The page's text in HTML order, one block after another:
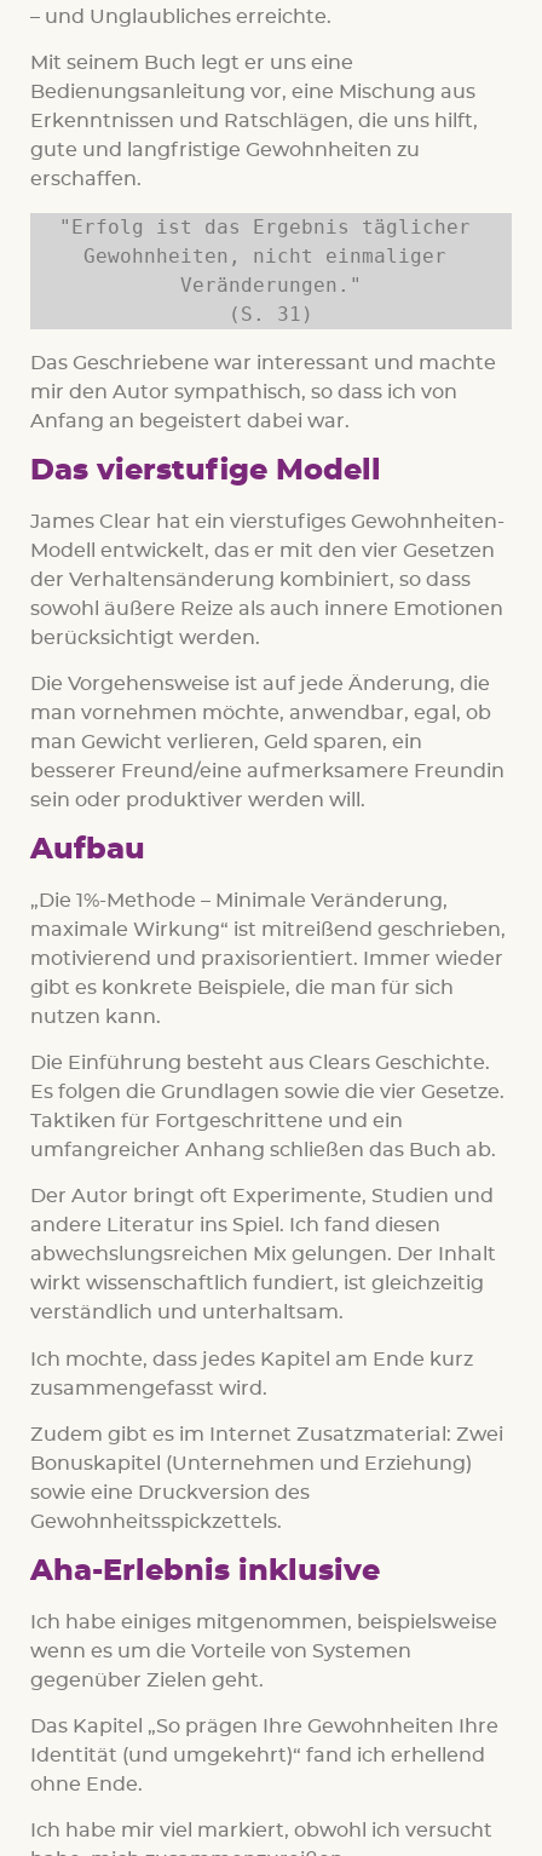
– und Unglaubliches erreichte.
Mit seinem Buch legt er uns eine
Bedienungsanleitung vor, eine Mischung aus
Erkenntnissen und Ratschlägen, die uns hilft,
gute und langfristige Gewohnheiten zu
erschaffen.
"Erfolg ist das Ergebnis täglicher
Gewohnheiten, nicht einmaliger
Veränderungen."
(S. 31)
Das Geschriebene war interessant und machte
mir den Autor sympathisch, so dass ich von
Anfang an begeistert dabei war.
Das vierstufige Modell
James Clear hat ein vierstufiges Gewohnheiten-
Modell entwickelt, das er mit den vier Gesetzen
der Verhaltensänderung kombiniert, so dass
sowohl äußere Reize als auch innere Emotionen
berücksichtigt werden.
Die Vorgehensweise ist auf jede Änderung, die
man vornehmen möchte, anwendbar, egal, ob
man Gewicht verlieren, Geld sparen, ein
besserer Freund/eine aufmerksamere Freundin
sein oder produktiver werden will.
Aufbau
„Die 1%-Methode – Minimale Veränderung,
maximale Wirkung“ ist mitreißend geschrieben,
motivierend und praxisorientiert. Immer wieder
gibt es konkrete Beispiele, die man für sich
nutzen kann.
Die Einführung besteht aus Clears Geschichte.
Es folgen die Grundlagen sowie die vier Gesetze.
Taktiken für Fortgeschrittene und ein
umfangreicher Anhang schließen das Buch ab.
Der Autor bringt oft Experimente, Studien und
andere Literatur ins Spiel. Ich fand diesen
abwechslungsreichen Mix gelungen. Der Inhalt
wirkt wissenschaftlich fundiert, ist gleichzeitig
verständlich und unterhaltsam.
Ich mochte, dass jedes Kapitel am Ende kurz
zusammengefasst wird.
Zudem gibt es im Internet Zusatzmaterial: Zwei
Bonuskapitel (Unternehmen und Erziehung)
sowie eine Druckversion des
Gewohnheitsspickzettels.
Aha-Erlebnis inklusive
Ich habe einiges mitgenommen, beispielsweise
wenn es um die Vorteile von Systemen
gegenüber Zielen geht.
Das Kapitel „So prägen Ihre Gewohnheiten Ihre
Identität (und umgekehrt)“ fand ich erhellend
ohne Ende.
Ich habe mir viel markiert, obwohl ich versucht